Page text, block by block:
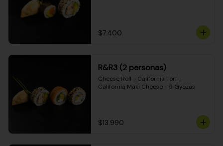
$7.400
R&R3 (2 personas)
Cheese Roll - California Tori -
California Maki Cheese - 5 Gyozas
$13.990